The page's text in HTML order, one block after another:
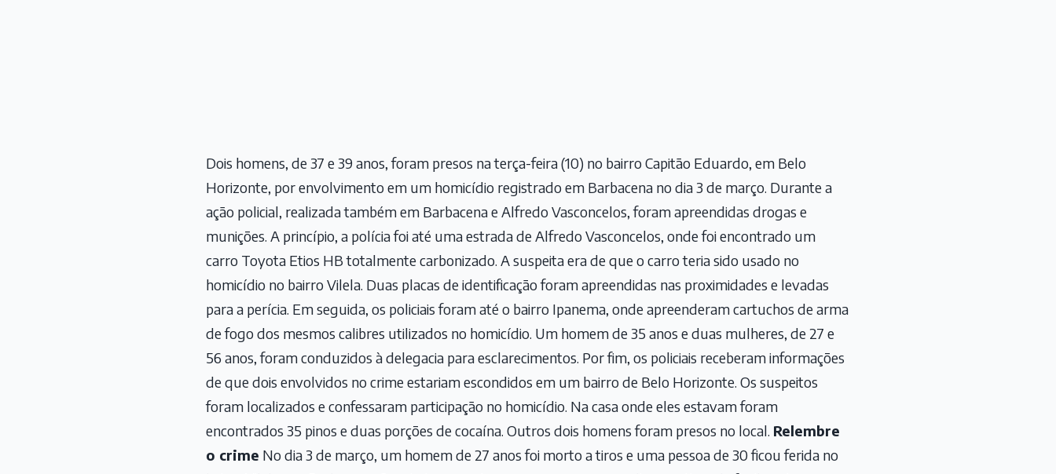
Dois homens, de 37 e 39 anos, foram presos na terça-feira (10) no bairro Capitão Eduardo, em Belo
Horizonte, por envolvimento em um homicídio registrado em Barbacena no dia 3 de março. Durante a
ação policial, realizada também em Barbacena e Alfredo Vasconcelos, foram apreendidas drogas e
munições. A princípio, a polícia foi até uma estrada de Alfredo Vasconcelos, onde foi encontrado um
carro Toyota Etios HB totalmente carbonizado. A suspeita era de que o carro teria sido usado no
homicídio no bairro Vilela. Duas placas de identificação foram apreendidas nas proximidades e levadas
para a perícia. Em seguida, os policiais foram até o bairro Ipanema, onde apreenderam cartuchos de arma
de fogo dos mesmos calibres utilizados no homicídio. Um homem de 35 anos e duas mulheres, de 27 e
56 anos, foram conduzidos à delegacia para esclarecimentos. Por fim, os policiais receberam informações
de que dois envolvidos no crime estariam escondidos em um bairro de Belo Horizonte. Os suspeitos
foram localizados e confessaram participação no homicídio. Na casa onde eles estavam foram
encontrados 35 pinos e duas porções de cocaína. Outros dois homens foram presos no local. Relembre
o crime No dia 3 de março, um homem de 27 anos foi morto a tiros e uma pessoa de 30 ficou ferida no